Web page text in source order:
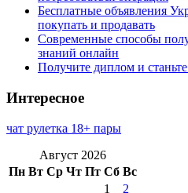
Бесплатные объявления
покупать и продавать
Современные способы
знаний онлайн
Получите диплом и
Интересное
чат рулетка 18+ пары
Август 2026
Пн Вт Ср Чт Пт Сб Вс
1
2